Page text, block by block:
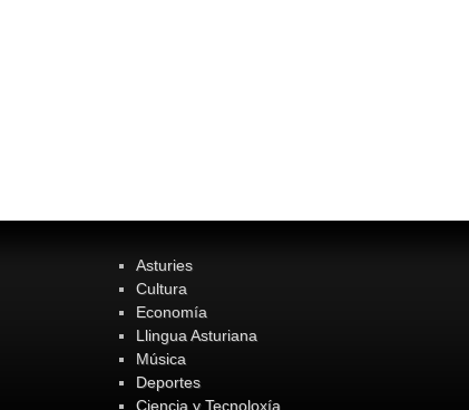
Asturies
Cultura
Economía
Llingua Asturiana
Música
Deportes
Ciencia y Tecnoloxía